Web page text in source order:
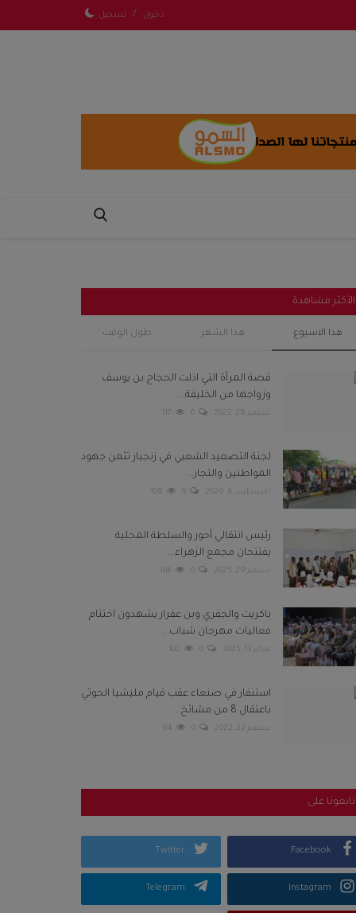
دخول / تسجيل
الأكثر مشاهدة
هذا الاسبوع هذا الشهر طول الوقت
قصة المرأة التي اذلت الحجاج بن يوسف
وزواجها من الخليفة...
سبتمبر 28, 2022 0
117
لجنة التصعيد الشعبي في زنجبار تثمن جهود
المواطنين والتجار...
أغسطس 6, 2026 0
108
رئيس انتقالي أحور والسلطة المحلية
يفتتحان مجمع الزهراء...
سبتمبر 29, 2025 0
104
باكريت والجفري وبن عفرار يشهدون اختتام
فعاليات مهرجان شباب...
فبراير 13, 2025 0
102
استنفار في صنعاء عقب قيام مليشيا الحوثي
باعتقال 8 من مشائخ...
سبتمبر 22, 2022 0
94
تابعونا على
Facebook
Twitter
Instagram
Telegram